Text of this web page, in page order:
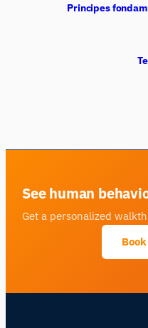
Principes
See human
Get a personalized